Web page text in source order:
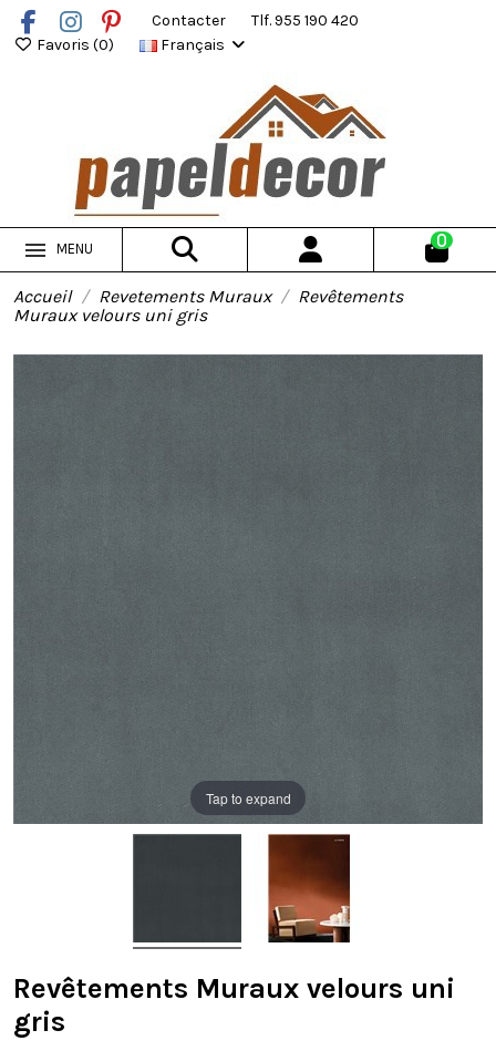
Contacter
Tlf. 955 190 420
Favoris (0) Français
MENU 0
Accueil Revetements Muraux
Revêtements
Muraux velours uni gris
Tap to expand
Revêtements Muraux velours uni
gris